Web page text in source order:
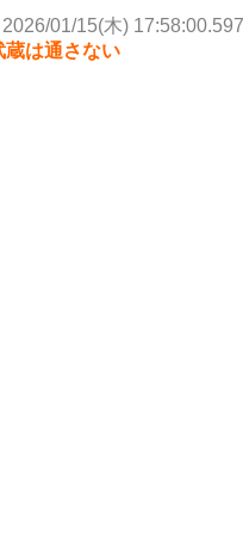
2026/01/15(木) 17:58:00.597
蔵は通さない